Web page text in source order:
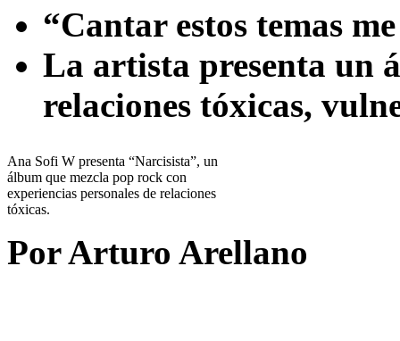
“Cantar estos temas
La artista presenta un
relaciones tóxicas,
Ana Sofi W presenta “Narcisista”, un
álbum que mezcla pop rock con
experiencias personales de relaciones
tóxicas.
Por Arturo Arellano